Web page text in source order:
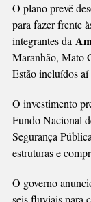
O plano prevê
para fazer frente
integrantes da
Maranhão, Mato
Estão incluídos aí
O investimento
Fundo Nacional
Segurança
estruturas e
O governo